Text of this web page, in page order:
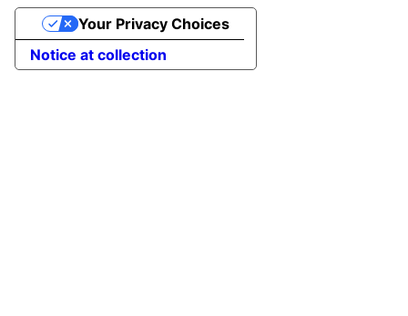
Notice at collection
Your Privacy Choices